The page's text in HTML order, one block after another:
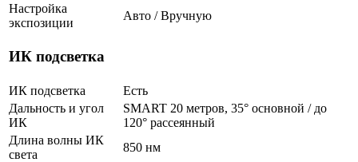
Настройка
экспозиции
Авто / Вручную
ИК подсветка
ИК подсветка
Есть
Дальность и угол
ИК
SMART 20 метров, 35° основной / до
120° рассеянный
Длина волны ИК
света
850 нм